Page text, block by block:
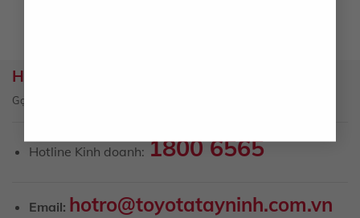
Hotline hỗ trợ
Gọi để được tư vấn về sản phẩm, dịch vụ
Hotline Kinh doanh: 1800 6565
Email: hotro@toyotatayninh.com.vn